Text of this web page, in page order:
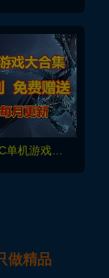
热门大型PC单机游戏大合集 每月更新（免费赠送）
做精品